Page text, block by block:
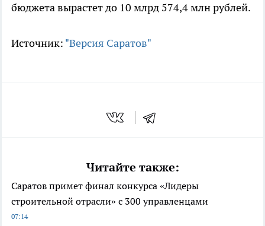
бюджета вырастет до 10 млрд 574,4 млн рублей.
Источник: "Версия Саратов"
Читайте также:
Саратов примет финал конкурса «Лидеры
строительной отрасли» с 300 управленцами
07:14